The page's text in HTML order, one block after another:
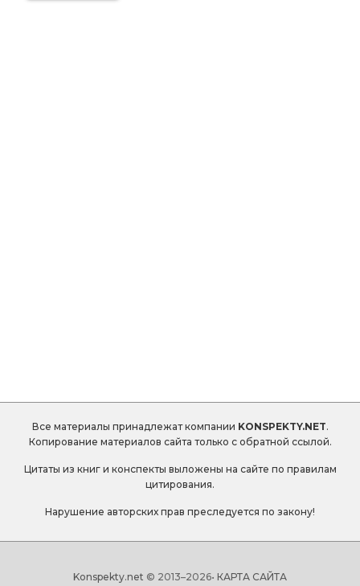
Все материалы принадлежат компании KONSPEKTY.NET.
Копирование материалов сайта только с обратной ссылой.
Цитаты из книг и конспекты выложены на сайте по правилам
цитирования.
Нарушение авторских прав преследуется по закону!
Konspekty.net © 2013–2026• КАРТА САЙТА